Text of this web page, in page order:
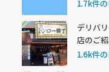
1.7k件
デリバ
店のご
1.6k件